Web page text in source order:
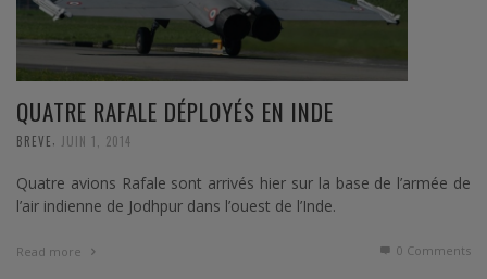
QUATRE RAFALE DÉPLOYÉS EN INDE
BREVE JUIN 1, 2014
Quatre avions Rafale sont arrivés hier sur la base de l’armée de
l’air indienne de Jodhpur dans l’ouest de l’Inde.
Read more 0 Comments